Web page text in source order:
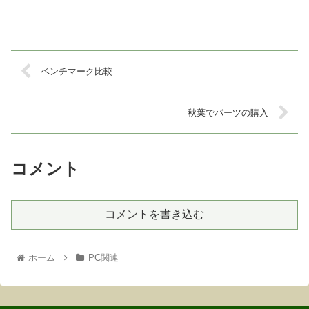
ベンチマーク比較
秋葉でパーツの購入
コメント
コメントを書き込む
ホーム PC関連